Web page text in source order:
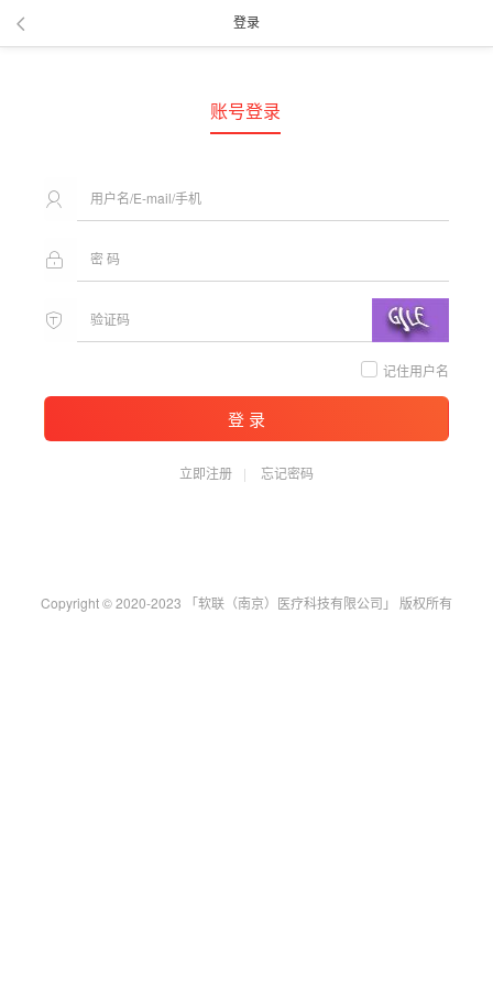
登录
账号登录
记住用户名
登 录
立即注册 忘记密码
Copyright © 2020-2023 「软联（南京）医疗科技有限公司」 版权所有